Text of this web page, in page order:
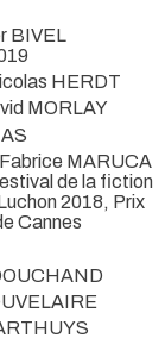
BIVEL
HERDT
MORLAY
MARUCA
de la fiction
2018, Prix
Cannes